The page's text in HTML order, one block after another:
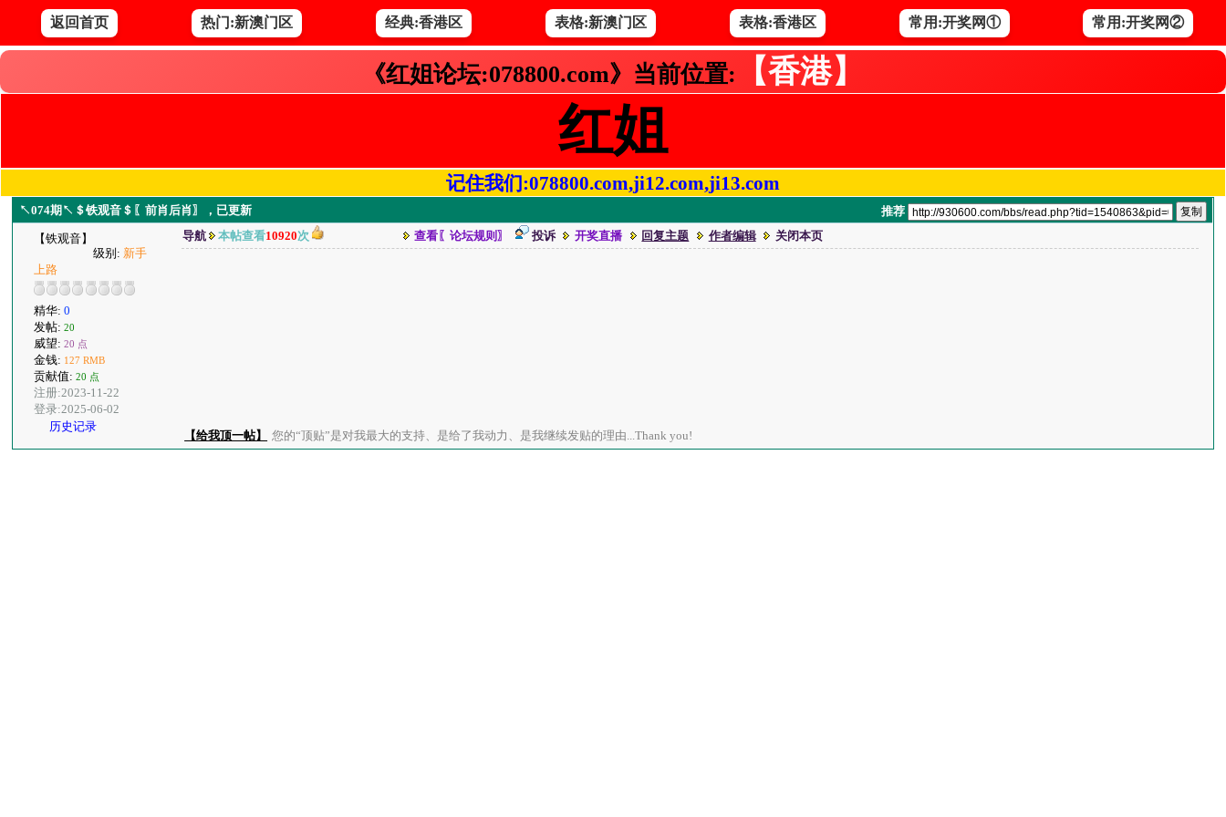
返回首页 热门:新澳门区 经典:香港区 表格:新澳门区 表格:香港区 常用:开奖网① 常用:开奖网②
《红姐论坛:078800.com》当前位置: 【香港】
红姐
记住我们:078800.com,ji12.com,ji13.com
↖074期↖＄铁观音＄〖前肖后肖〗，已更新 推荐
【铁观音】
级别: 新手
上路
精华:0
发帖:20
威望:20 点
金钱: 127 RMB
贡献值:20 点
注册:2023-11-22
登录:2025-06-02
历史记录
导航 本帖查看10920次 查看〖论坛规则〗 投诉 开奖直播 回复主题 作者编辑 关闭本页
【给我顶一帖】 您的“顶贴”是对我最大的支持、是给了我动力、是我继续发贴的理由...Thank you!